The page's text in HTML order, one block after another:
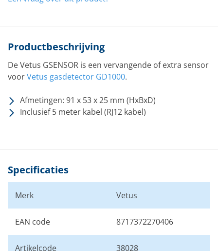
Productbeschrijving
De Vetus GSENSOR is een vervangende of extra sensor
voorVetus gasdetector GD1000.
Afmetingen: 91 x 53 x 25 mm (HxBxD)
Inclusief 5 meter kabel (RJ12 kabel)
Specificaties
Merk Vetus
EAN code 8717372270406
Artikelcode 38028